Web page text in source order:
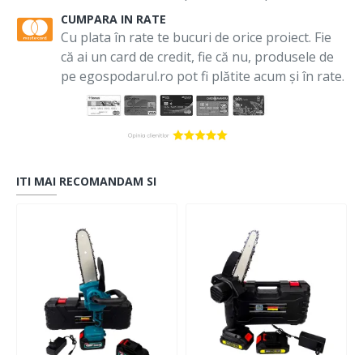
CUMPARA IN RATE
Cu plata în rate te bucuri de orice proiect. Fie
că ai un card de credit, fie că nu, produsele de
pe egospodarul.ro pot fi plătite acum și în rate.
ITI MAI RECOMANDAM SI